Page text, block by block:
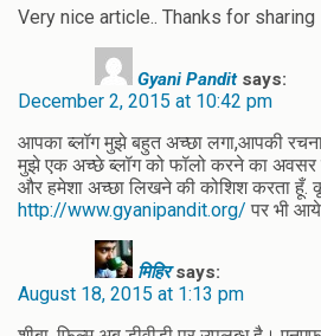
Very nice article.. Thanks for sharing
Gyani Pandit says:
December 2, 2015 at 10:42 pm
आपका ब्लॉग मुझे बहुत अच्छा लगा,आपकी
मुझे एक अच्छे ब्लॉग को फॉलो करने का अवसर
और हमेशा अच्छा लिखने की कोशिश करता हूँ.
http://www.gyanipandit.org/ पर भी आये
मिहिर says:
August 18, 2015 at 1:13 pm